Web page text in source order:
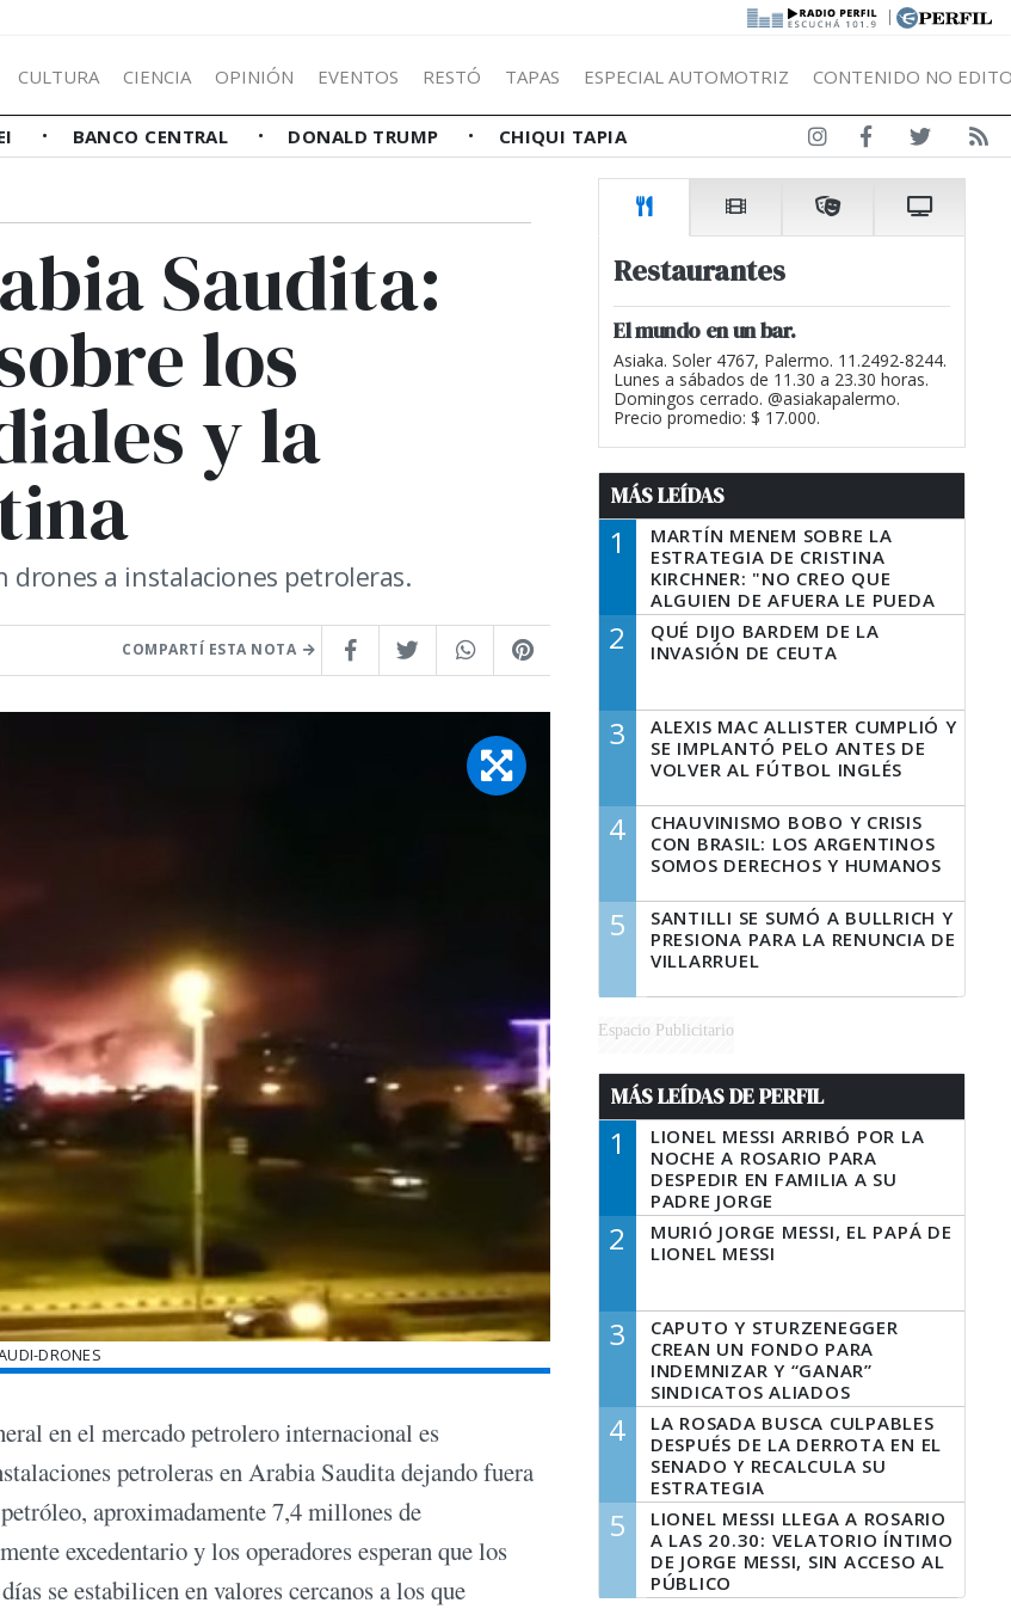
|
CULTURA CIENCIA OPINIÓN EVENTOS RESTÓ TAPAS ESPECIAL AUTOMOTRIZ CONTENIDO NO
BANCO CENTRAL DONALD TRUMP CHIQUI TAPIA
Saudita:
los
y la
drones a instalaciones petroleras.
COMPARTÍ ESTA NOTA
DRONES
en el mercado petrolero internacional es
petroleras en Arabia Saudita dejando fuera
aproximadamente 7,4 millones de
excedentario y los operadores esperan que los
se estabilicen en valores cercanos a los que
Restaurantes
El mundo en un bar.
Asiaka. Soler 4767, Palermo. 11.2492-8244.
Lunes a sábados de 11.30 a 23.30 horas.
Domingos cerrado. @asiakapalermo.
Precio promedio: $ 17.000.
MÁS LEÍDAS
1
MARTÍN MENEM SOBRE LA
ESTRATEGIA DE CRISTINA
KIRCHNER: "NO CREO QUE
ALGUIEN DE AFUERA LE PUEDA
DECIR A LA JUSTICIA LO QUE
TIENE QUE HACER"
2
QUÉ DIJO BARDEM DE LA
INVASIÓN DE CEUTA
3
ALEXIS MAC ALLISTER CUMPLIÓ Y
SE IMPLANTÓ PELO ANTES DE
VOLVER AL FÚTBOL INGLÉS
4
CHAUVINISMO BOBO Y CRISIS
CON BRASIL: LOS ARGENTINOS
SOMOS DERECHOS Y HUMANOS
5
SANTILLI SE SUMÓ A BULLRICH Y
PRESIONA PARA LA RENUNCIA DE
VILLARRUEL
Espacio Publicitario
MÁS LEÍDAS DE PERFIL
1
LIONEL MESSI ARRIBÓ POR LA
NOCHE A ROSARIO PARA
DESPEDIR EN FAMILIA A SU
PADRE JORGE
2
MURIÓ JORGE MESSI, EL PAPÁ DE
LIONEL MESSI
3
CAPUTO Y STURZENEGGER
CREAN UN FONDO PARA
INDEMNIZAR Y “GANAR”
SINDICATOS ALIADOS
4
LA ROSADA BUSCA CULPABLES
DESPUÉS DE LA DERROTA EN EL
SENADO Y RECALCULA SU
ESTRATEGIA
5
LIONEL MESSI LLEGA A ROSARIO
A LAS 20.30: VELATORIO ÍNTIMO
DE JORGE MESSI, SIN ACCESO AL
PÚBLICO